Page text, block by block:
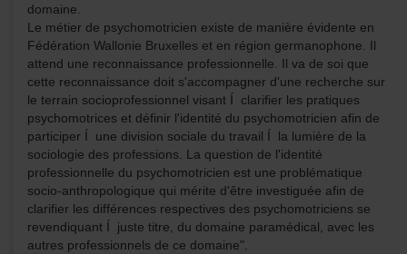
domaine.
Le métier de psychomotricien existe de manière évidente en
Fédération Wallonie Bruxelles et en région germanophone. Il
attend une reconnaissance professionnelle. Il va de soi que
cette reconnaissance doit s'accompagner d'une recherche sur
le terrain socioprofessionnel visant Í clarifier les pratiques
psychomotrices et définir l'identité du psychomotricien afin de
participer Í une division sociale du travail Í la lumière de la
sociologie des professions. La question de l'identité
professionnelle du psychomotricien est une problématique
socio-anthropologique qui mérite d'être investiguée afin de
clarifier les différences respectives des psychomotriciens se
revendiquant Í juste titre, du domaine paramédical, avec les
autres professionnels de ce domaine".